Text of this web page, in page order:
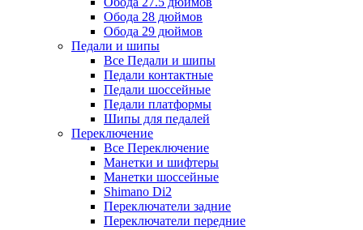
Обода 28 дюймов
Обода 29 дюймов
Педали и шипы
Все Педали и шипы
Педали контактные
Педали шоссейные
Педали платформы
Шипы для педалей
Переключение
Все Переключение
Манетки и шифтеры
Манетки шоссейные
Shimano Di2
Переключатели задние
Переключатели передние